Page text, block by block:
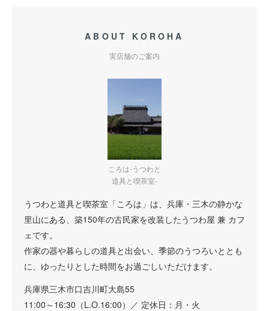
ABOUT KOROHA
実店舗のご案内
ころは-うつわと
道具と喫茶室-
うつわと道具と喫茶室「ころは」は、兵庫・三木の静かな
里山にある、築150年の古民家を改装したうつわ屋 兼 カフ
ェです。
作家の器や暮らしの道具と出会い、季節のうつろいととも
に、ゆったりとした時間をお過ごしいただけます。
兵庫県三木市口吉川町大島55
11:00～16:30（L.O.16:00）／ 定休日：月・火